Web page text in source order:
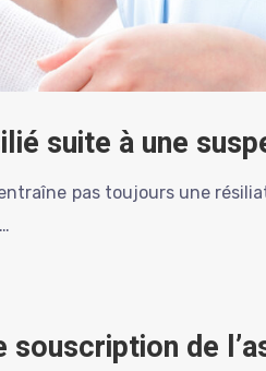
suite à une
pas toujours une
souscription de